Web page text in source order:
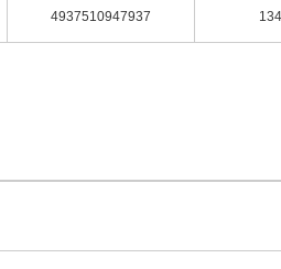
4937510947937